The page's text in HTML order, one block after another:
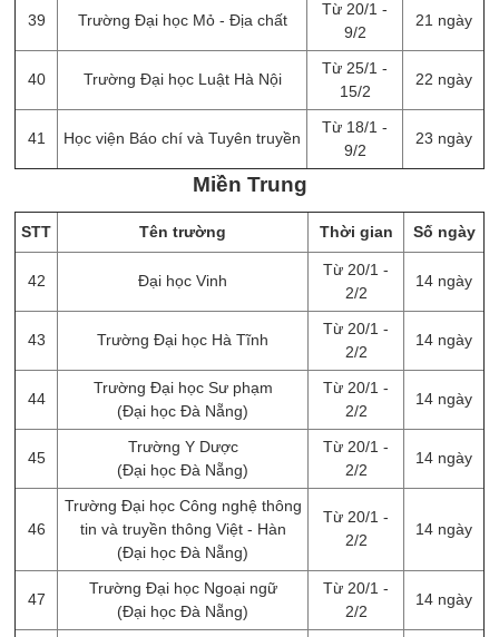
39 Trường Đại học Mỏ - Địa chất
Từ 20/1 -
9/2
21 ngày
40 Trường Đại học Luật Hà Nội
Từ 25/1 -
15/2
22 ngày
41 Học viện Báo chí và Tuyên truyền
Từ 18/1 -
9/2
23 ngày
Miền Trung
STT Tên trường Thời gian Số ngày
42 Đại học Vinh
Từ 20/1 -
2/2
14 ngày
43 Trường Đại học Hà Tĩnh
Từ 20/1 -
2/2
14 ngày
44
Trường Đại học Sư phạm
(Đại học Đà Nẵng)
Từ 20/1 -
2/2
14 ngày
45
Trường Y Dược
(Đại học Đà Nẵng)
Từ 20/1 -
2/2
14 ngày
46
Trường Đại học Công nghệ thông
tin và truyền thông Việt - Hàn
(Đại học Đà Nẵng)
Từ 20/1 -
2/2
14 ngày
47
Trường Đại học Ngoại ngữ
(Đại học Đà Nẵng)
Từ 20/1 -
2/2
14 ngày